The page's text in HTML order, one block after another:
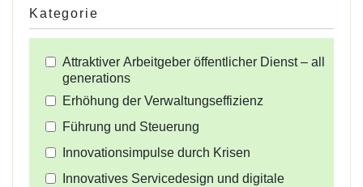
Kategorie
Attraktiver Arbeitgeber öffentlicher Dienst – all
generations
Erhöhung der Verwaltungseffizienz
Führung und Steuerung
Innovationsimpulse durch Krisen
Innovatives Servicedesign und digitale